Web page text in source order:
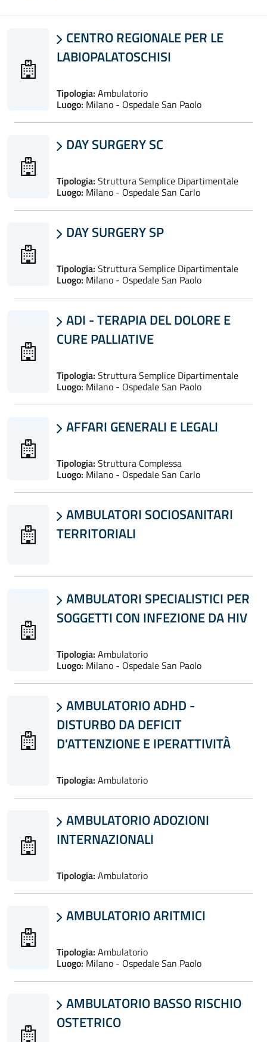
 CENTRO REGIONALE PER LE
LABIOPALATOSCHISI
Tipologia: Ambulatorio
Luogo: Milano - Ospedale San Paolo
 DAY SURGERY SC
Tipologia: Struttura Semplice Dipartimentale
Luogo: Milano - Ospedale San Carlo
 DAY SURGERY SP
Tipologia: Struttura Semplice Dipartimentale
Luogo: Milano - Ospedale San Paolo
 ADI - TERAPIA DEL DOLORE E
CURE PALLIATIVE
Tipologia: Struttura Semplice Dipartimentale
Luogo: Milano - Ospedale San Paolo
 AFFARI GENERALI E LEGALI
Tipologia: Struttura Complessa
Luogo: Milano - Ospedale San Carlo
 AMBULATORI SOCIOSANITARI
TERRITORIALI
 AMBULATORI SPECIALISTICI PER
SOGGETTI CON INFEZIONE DA HIV
Tipologia: Ambulatorio
Luogo: Milano - Ospedale San Paolo
 AMBULATORIO ADHD -
DISTURBO DA DEFICIT
D'ATTENZIONE E IPERATTIVITÀ
Tipologia: Ambulatorio
 AMBULATORIO ADOZIONI
INTERNAZIONALI
Tipologia: Ambulatorio
 AMBULATORIO ARITMICI
Tipologia: Ambulatorio
Luogo: Milano - Ospedale San Paolo
 AMBULATORIO BASSO RISCHIO
OSTETRICO